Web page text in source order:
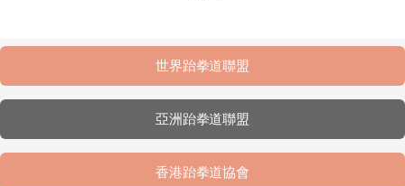
世界跆拳道聯盟
亞洲跆拳道聯盟
香港跆拳道協會